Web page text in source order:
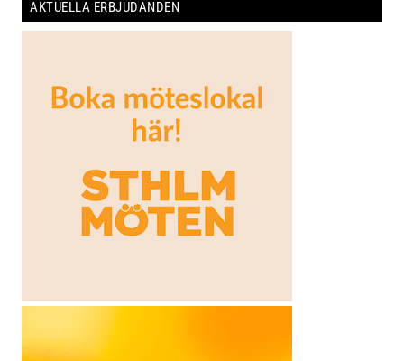
AKTUELLA ERBJUDANDEN